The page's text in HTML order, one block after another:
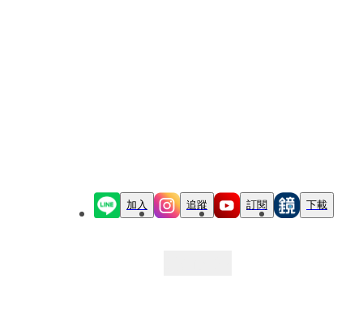
加入 追蹤 訂閱 下載